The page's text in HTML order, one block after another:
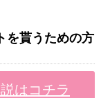
を貰うための方
はコチラ